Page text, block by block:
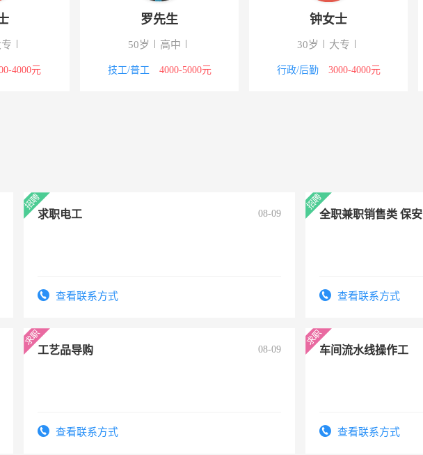
公司
司
20000元以上 3000-4000元
求职电工 08-09
查看联系方式
全职兼职销售类 保安
查看联系方式
工艺品导购 08-09
查看联系方式
车间流水线操作工
查看联系方式